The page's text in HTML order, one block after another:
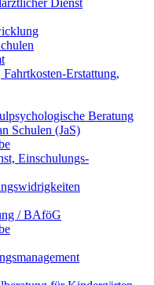
Erstattung,
Beratung
Schulen (JaS)
Einschulungs-
/ BAföG